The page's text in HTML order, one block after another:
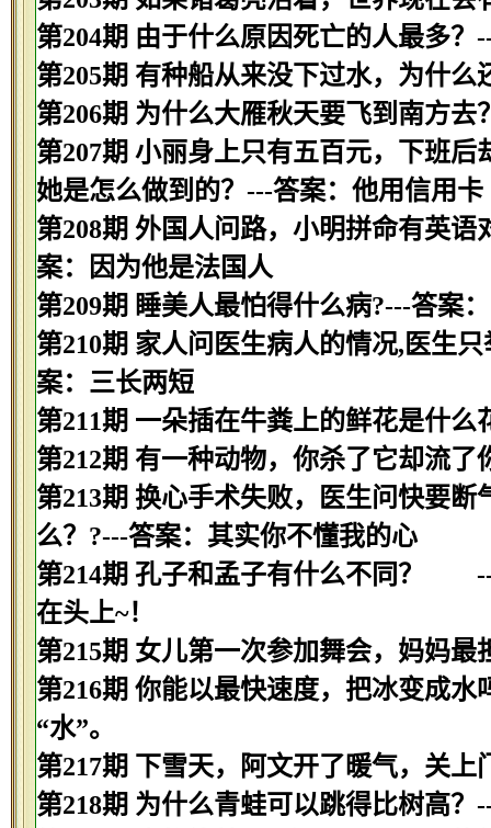
第204期 由于什么原因死亡的人最多？
第205期 有种船从来没下过水，为什
第206期 为什么大雁秋天要飞到南方去
第207期 小丽身上只有五百元，下班
她是怎么做到的？---答案：他用信用卡
第208期 外国人问路，小明拼命有英
案：因为他是法国人
第209期 睡美人最怕得什么病?---答案
第210期 家人问医生病人的情况,医生
案：三长两短
第211期 一朵插在牛粪上的鲜花是什么
第212期 有一种动物，你杀了它却流
第213期 换心手术失败，医生问快要
么？?---答案：其实你不懂我的心
第214期 孔子和孟子有什么不同？
在头上~！
第215期 女儿第一次参加舞会，妈妈
第216期 你能以最快速度，把冰变成
“水”。
第217期 下雪天，阿文开了暖气，关
第218期 为什么青蛙可以跳得比树高？